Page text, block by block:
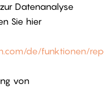
Datenanalyse
Sie hier
de/funktionen/
von